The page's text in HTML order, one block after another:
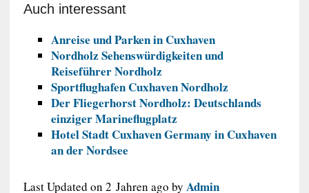
Auch interessant
Anreise und Parken in Cuxhaven
Nordholz Sehenswürdigkeiten und
Reiseführer Nordholz
Sportflughafen Cuxhaven Nordholz
Der Fliegerhorst Nordholz: Deutschlands
einziger Marineflugplatz
Hotel Stadt Cuxhaven Germany in Cuxhaven
an der Nordsee
Last Updated on 2 Jahren ago by Admin